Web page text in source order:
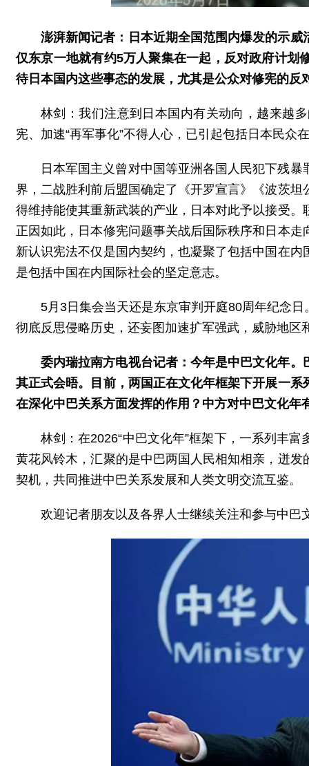
澎湃新闻记者：日本近期全国范围内爆发的示
仅东京一地就有约5万人聚集在一起，反对政府计划
待日本国内这些事态的发展，尤其是公众对修宪的反
林剑：我们注意到日本国内有关动向，越来越
宪、加速“再军事化”不得人心，已引起包括日本民
日本军国主义曾对中国等亚洲各国人民犯下残
界，二战胜利前后盟国确定了《开罗宣言》《波茨
得维持能使其重新武装的产业，日本对此予以接受
正因如此，日本修宪问题事关战后国际秩序和日本
新认识宪法不仅是国内契约，也凝聚了包括中国在
是包括中国在内国际社会的坚定意志。
5月3日集会当天还是东京审判开庭80周年纪念
彻底反思侵略历史，还妄图加速扩军强武，威胁地
委内瑞拉南方电视台记者：今年是中巴文化年
其正式会晤。目前，两国正在文化年框架下开展一
在深化中巴关系方面发挥的作用？中方对中巴文化年
林剑：在2026“中巴文化年”框架下，一系列丰
黄花风铃木，汇聚的是中巴两国人民相知相亲，迸
契机，共同推进中巴关系发展和人类文明交流互鉴。
欢迎记者朋友以及各界人士继续关注和参与中